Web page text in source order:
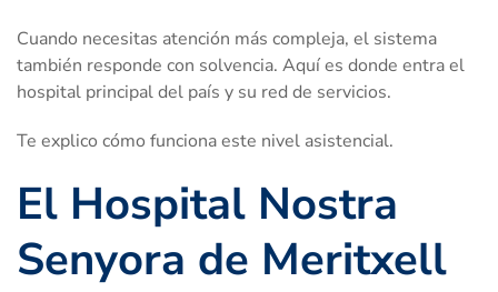
Cuando necesitas atención más compleja, el sistema
también responde con solvencia. Aquí es donde entra el
hospital principal del país y su red de servicios.
Te explico cómo funciona este nivel asistencial.
El Hospital Nostra
Senyora de Meritxell